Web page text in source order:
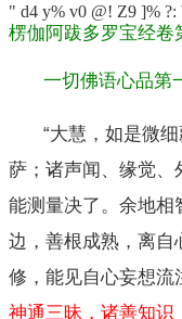
" d4 y% v0 @! Z9 ]%
楞伽阿跋多罗宝经卷
一切佛语心品第
“大慧，如是微
萨；诸声闻、缘觉、
能测量决了。余地相
边，善根成熟，离自
修，能见自心妄想流
神通三昧，诸善知识